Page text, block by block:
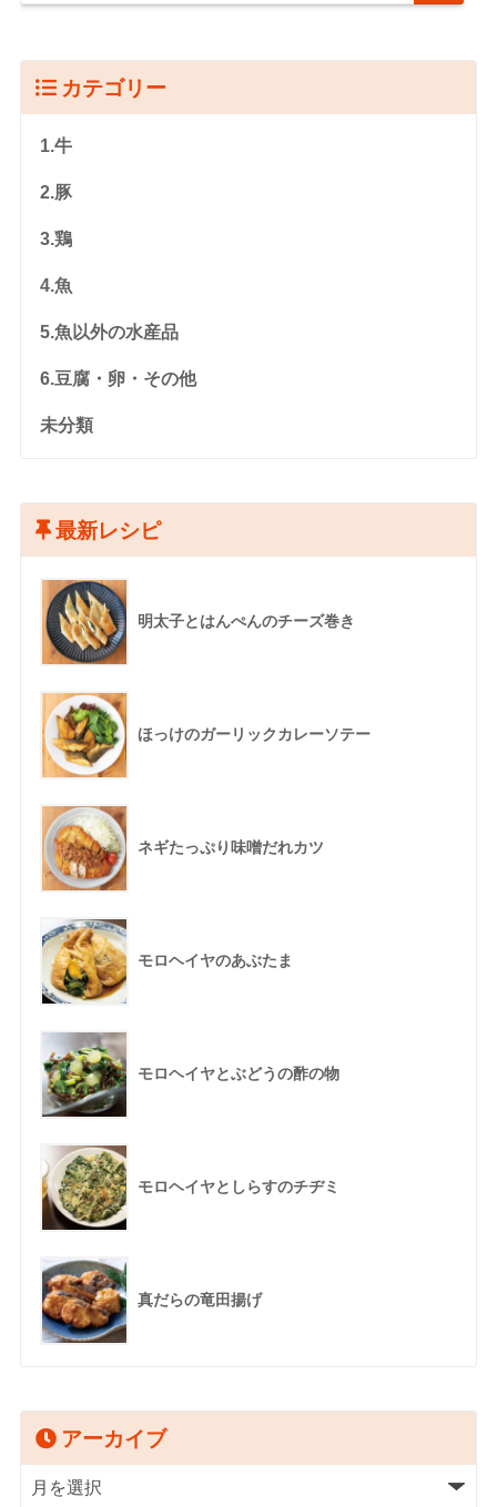
カテゴリー
1.牛
2.豚
3.鶏
4.魚
5.魚以外の水産品
6.豆腐・卵・その他
未分類
最新レシピ
明太子とはんぺんのチーズ巻き
ほっけのガーリックカレーソテー
ネギたっぷり味噌だれカツ
モロヘイヤのあぶたま
モロヘイヤとぶどうの酢の物
モロヘイヤとしらすのチヂミ
真だらの竜田揚げ
アーカイブ